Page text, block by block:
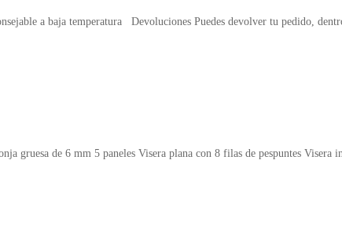
a baja temperatura Devoluciones Puedes devolver tu pedido,
de 6 mm 5 paneles Visera plana con 8 filas de pespuntes Visera